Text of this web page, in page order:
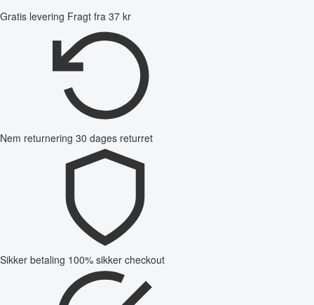
Gratis levering Fragt fra 37 kr
Nem returnering 30 dages returret
Sikker betaling 100% sikker checkout